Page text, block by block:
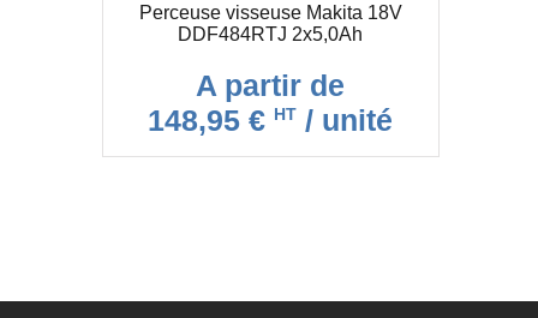
Perceuse visseuse Makita 18V
DDF484RTJ 2x5,0Ah
A partir de
148,95 € HT / unité